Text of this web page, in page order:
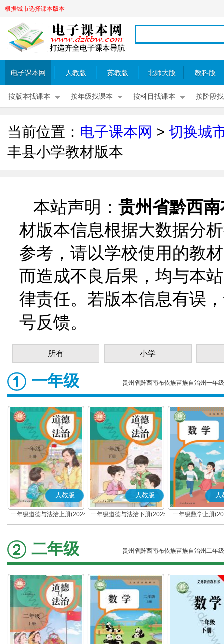
根据城市选择课本版本
电子课本网 人教版 苏教版 北师大版 教科版
按版本找课本 按年级找课本 按科目找课本 按阶段
当前位置： 电子课本网 > 切换城
丰县小学教材版本
本站声明： 贵州省黔西
材版本信息根据大数据分
参考，请以学校使用的教
而造成不良后果，均与本
律责任。若版本信息有误
号反馈。
所有 小学
一年级 贵州省黔西南布依族苗族自治州一年
人教版
一年级道德与法治上册(2024
秋版)(部编版)
人教版
一年级道德与法治下册(2025
春版)(部编版)
人
一年级数学上册
二年级 贵州省黔西南布依族苗族自治州二年